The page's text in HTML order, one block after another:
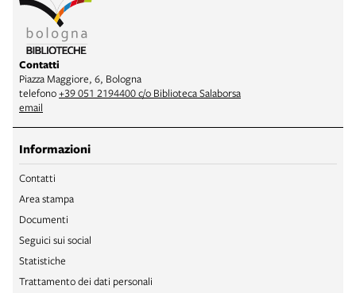
Contatti
Piazza Maggiore, 6, Bologna
telefono+39 051 2194400 c/o Biblioteca Salaborsa
email
Informazioni
Contatti
Area stampa
Documenti
Seguici sui social
Statistiche
Trattamento dei dati personali